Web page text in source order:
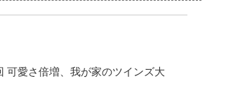
可愛さ倍増、我が家のツインズ大